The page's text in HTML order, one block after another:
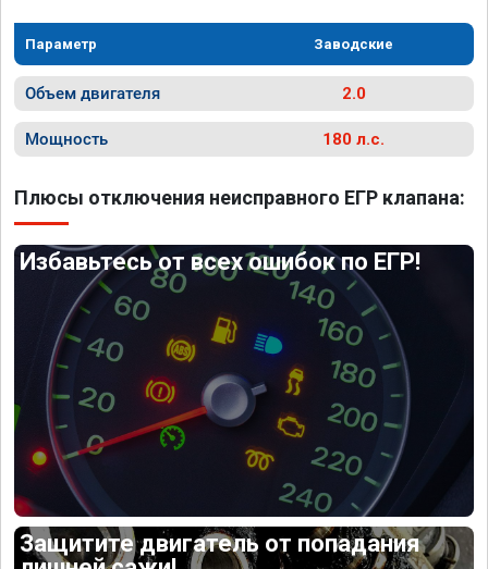
Параметр Заводские
Объем двигателя 2.0
Мощность 180 л.с.
Плюсы отключения неисправного ЕГР клапана:
Избавьтесь от всех ошибок по ЕГР!
Защитите двигатель от попадания